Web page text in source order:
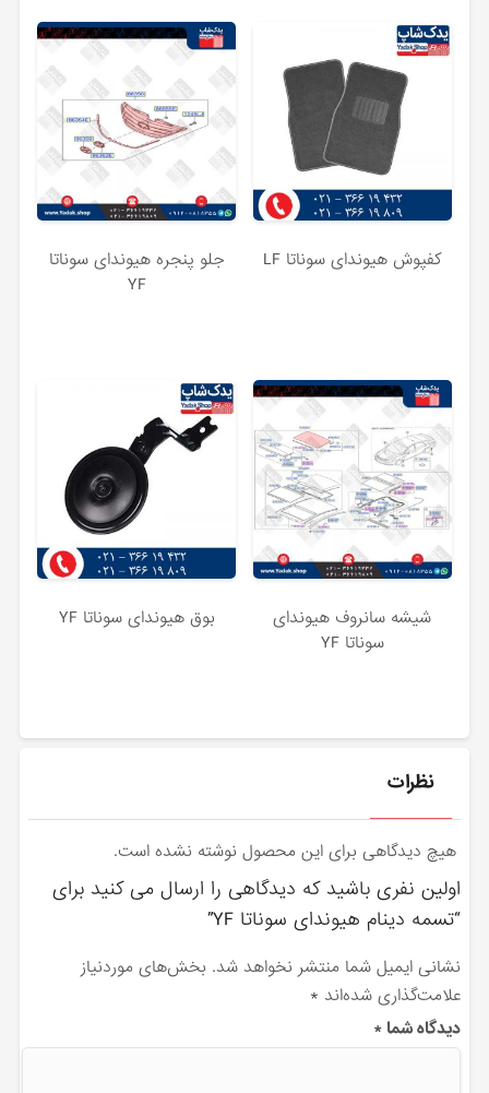
کفپوش هیوندای سوناتا LF
جلو پنجره هیوندای سوناتا
YF
شیشه سانروف هیوندای
سوناتا YF
بوق هیوندای سوناتا YF
نظرات
هیچ دیدگاهی برای این محصول نوشته نشده است.
اولین نفری باشید که دیدگاهی را ارسال می کنید برای
“تسمه دینام هیوندای سوناتا YF”
نشانی ایمیل شما منتشر نخواهد شد. بخش‌های موردنیاز
علامت‌گذاری شده‌اند *
دیدگاه شما*